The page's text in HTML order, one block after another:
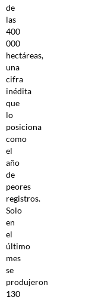
de
las
400
000
hectáreas,
una
cifra
inédita
que
lo
posiciona
como
el
año
de
peores
registros.
Solo
en
el
último
mes
se
produjeron
130